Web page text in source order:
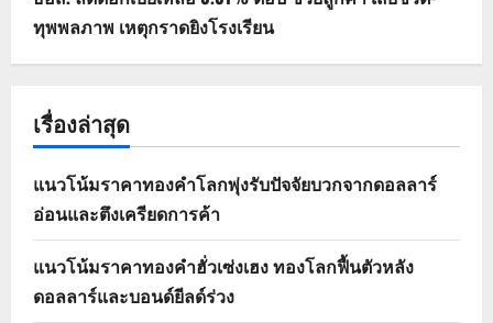
ทุพพลภาพ เหตุกราดยิงโรงเรียน
เรื่องล่าสุด
แนวโน้มราคาทองคำโลกพุ่งรับปัจจัยบวกจากดอลลาร์
อ่อนและตึงเครียดการค้า
แนวโน้มราคาทองคำฮั่วเซ่งเฮง ทองโลกฟื้นตัวหลัง
ดอลลาร์และบอนด์ยีลด์ร่วง